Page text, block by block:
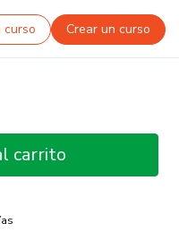
curso Crear un curso
carrito